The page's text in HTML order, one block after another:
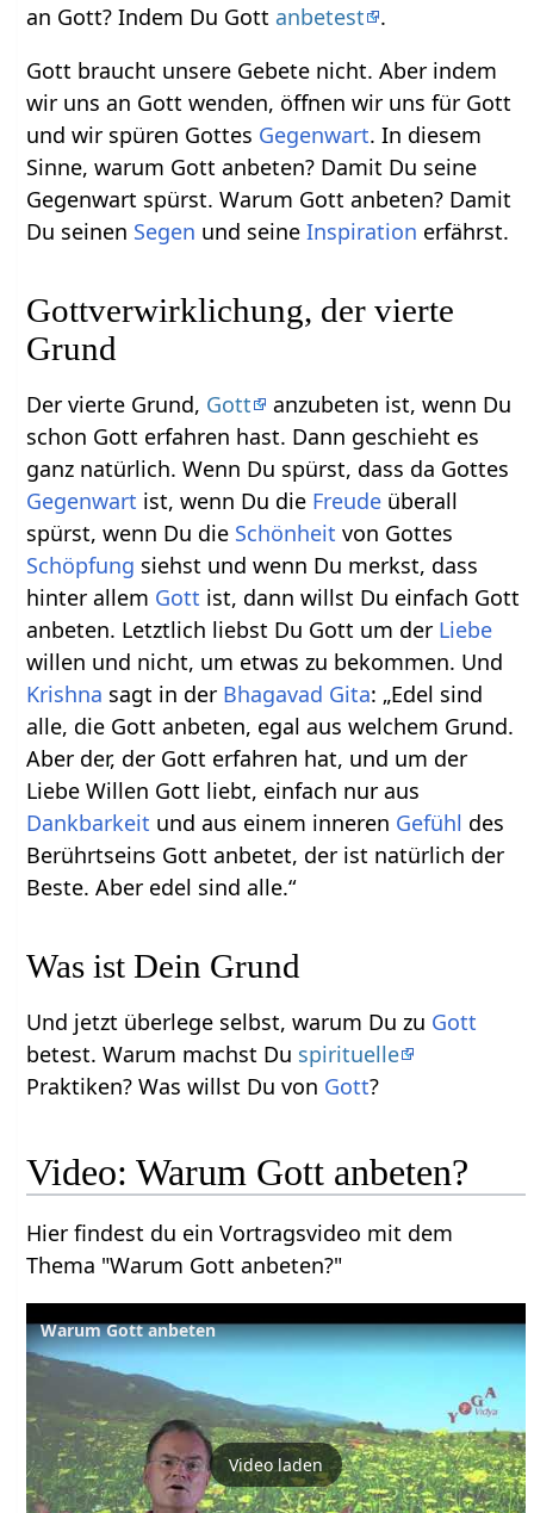
an Gott? Indem Du Gott anbetest
.
Gott braucht unsere Gebete nicht. Aber indem
wir uns an Gott wenden, öffnen wir uns für Gott
und wir spüren Gottes Gegenwart. In diesem
Sinne, warum Gott anbeten? Damit Du seine
Gegenwart spürst. Warum Gott anbeten? Damit
Du seinen Segen und seineInspiration erfährst.
Gottverwirklichung, der vierte
Grund
Der vierte Grund, Gott
anzubeten ist, wenn Du
schon Gott erfahren hast. Dann geschieht es
ganz natürlich. Wenn Du spürst, dass da Gottes
Gegenwart ist, wenn Du die Freude überall
spürst, wenn Du die Schönheit von Gottes
Schöpfung siehst und wenn Du merkst, dass
hinter allem Gott ist, dann willst Du einfach Gott
anbeten. Letztlich liebst Du Gott um der Liebe
willen und nicht, um etwas zu bekommen. Und
Krishna sagt in der Bhagavad Gita: „Edel sind
alle, die Gott anbeten, egal aus welchem Grund.
Aber der, der Gott erfahren hat, und um der
Liebe Willen Gott liebt, einfach nur aus
Dankbarkeit und aus einem inneren Gefühl des
Berührtseins Gott anbetet, der ist natürlich der
Beste. Aber edel sind alle.“
Was ist Dein Grund
Und jetzt überlege selbst, warum Du zu Gott
betest. Warum machst Du spirituelle
Praktiken? Was willst Du von Gott?
Video: Warum Gott anbeten?
Hier findest du ein Vortragsvideo mit dem
Thema "Warum Gott anbeten?"
Warum Gott anbeten
Video laden